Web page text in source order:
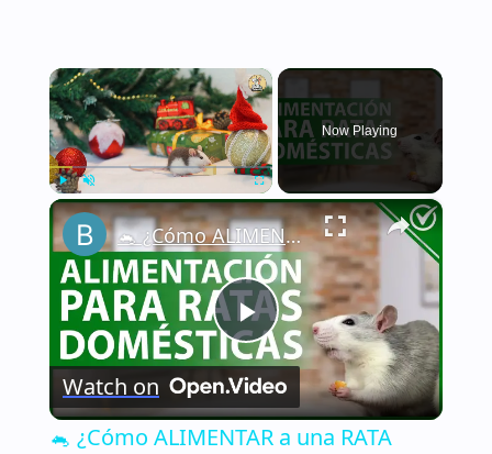
×
Play Unmute Fullscreen
Now Playing
×
Play
Video
🐁 ¿Cómo ALIMENTAR a una RATA DOMÉSTICA de la manera correcta? - Nutrición 🐁🏡
Watch on
🐁 ¿Cómo ALIMENTAR a una RATA